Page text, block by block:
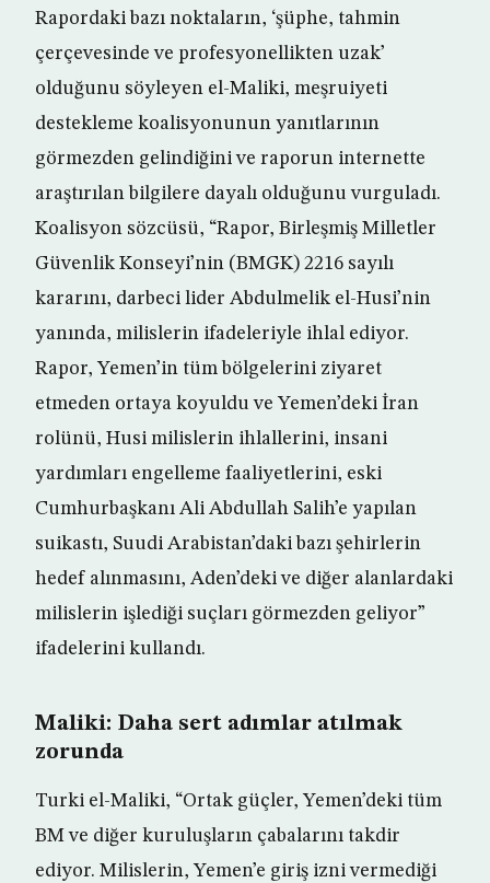
Rapordaki bazı noktaların, ‘şüphe, tahmin
çerçevesinde ve profesyonellikten uzak’
olduğunu söyleyen el-Maliki, meşruiyeti
destekleme koalisyonunun yanıtlarının
görmezden gelindiğini ve raporun internette
araştırılan bilgilere dayalı olduğunu vurguladı.
Koalisyon sözcüsü, “Rapor, Birleşmiş Milletler
Güvenlik Konseyi’nin (BMGK) 2216 sayılı
kararını, darbeci lider Abdulmelik el-Husi’nin
yanında, milislerin ifadeleriyle ihlal ediyor.
Rapor, Yemen’in tüm bölgelerini ziyaret
etmeden ortaya koyuldu ve Yemen’deki İran
rolünü, Husi milislerin ihlallerini, insani
yardımları engelleme faaliyetlerini, eski
Cumhurbaşkanı Ali Abdullah Salih’e yapılan
suikastı, Suudi Arabistan’daki bazı şehirlerin
hedef alınmasını, Aden’deki ve diğer alanlardaki
milislerin işlediği suçları görmezden geliyor”
ifadelerini kullandı.
Maliki: Daha sert adımlar atılmak
zorunda
Turki el-Maliki, “Ortak güçler, Yemen’deki tüm
BM ve diğer kuruluşların çabalarını takdir
ediyor. Milislerin, Yemen’e giriş izni vermediği